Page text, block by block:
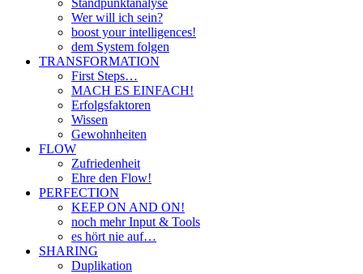
Wer will ich sein?
boost your intelligences!
dem System folgen
TRANSFORMATION
First Steps…
MACH ES EINFACH!
Erfolgsfaktoren
Wissen
Gewohnheiten
FLOW
Zufriedenheit
Ehre den Flow!
PERFECTION
KEEP ON AND ON!
noch mehr Input & Tools
es hört nie auf…
SHARING
Duplikation